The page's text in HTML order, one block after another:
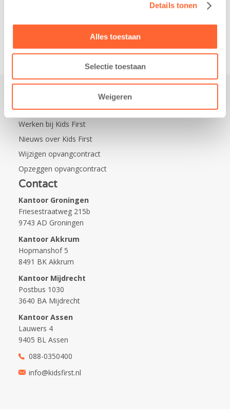
Details tonen
Alles toestaan
Selectie toestaan
Weigeren
Leeuwarden Zuid.
Na…
Praktisch
Werken bij Kids First
Nieuws over Kids First
Wijzigen opvangcontract
Opzeggen opvangcontract
Contact
Kantoor Groningen
Friesestraatweg 215b
9743 AD Groningen
Kantoor Akkrum
Hopmanshof 5
8491 BK Akkrum
Kantoor Mijdrecht
Postbus 1030
3640 BA Mijdrecht
Kantoor Assen
Lauwers 4
9405 BL Assen
088-0350400
info@kidsfirst.nl